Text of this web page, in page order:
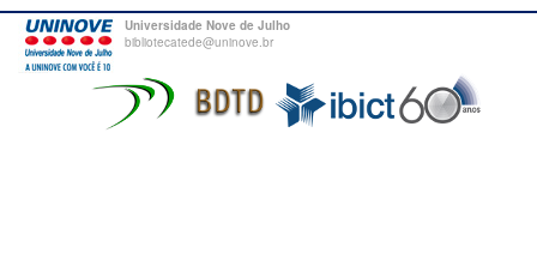
Universidade Nove de Julho
bibliotecatede@uninove.br